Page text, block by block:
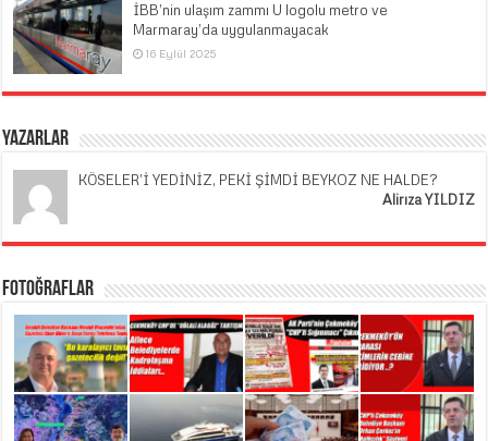
İBB’nin ulaşım zammı U logolu metro ve
Marmaray’da uygulanmayacak
16 Eylül 2025
Yazarlar
KÖSELER’İ YEDİNİZ, PEKİ ŞİMDİ BEYKOZ NE HALDE?
Alirıza YILDIZ
Fotoğraflar